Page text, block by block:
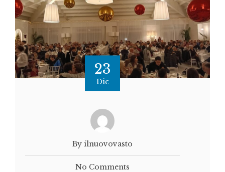
23
Dic
By ilnuovovasto
No Comments